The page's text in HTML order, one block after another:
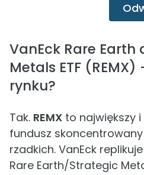
VanEck Rare
Metals ETF
rynku?
Tak. REMX to największy i
fundusz
rzadkich. VanEck
Rare Earth/Strategic